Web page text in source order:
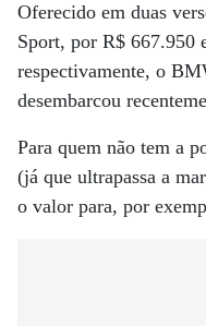
Oferecido em duas
Sport, por R$ 667.950
respectivamente, o
desembarcou
Para quem não tem a
(já que ultrapassa a
o valor para, por